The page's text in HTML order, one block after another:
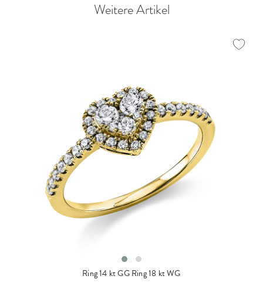
Weitere Artikel
Ring 14 kt GGRing 18 kt WG